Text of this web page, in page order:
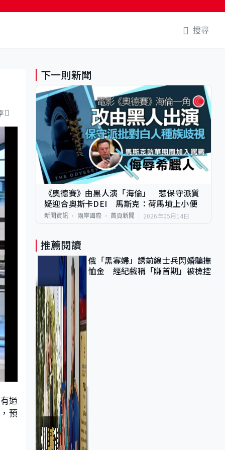
搜尋
過
預
下一則新聞
《奧德賽》由黑人演「海倫」 惹保守派質
疑迎合奧斯卡DEI 馬斯克：荷馬墳上小便
新聞資訊 兩岸國際 首頁新聞 2026年05月14日
推薦閱讀
俄「黑寡婦」誘前線士兵閃婚騙撫
恤金 經紀戲稱「賺首期」被檢控